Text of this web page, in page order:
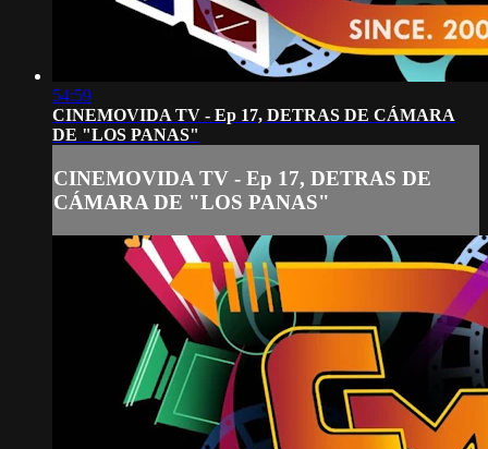
54:59
CINEMOVIDA TV - Ep 17, DETRAS DE CÁMARA
DE "LOS PANAS"
CINEMOVIDA TV - Ep 17, DETRAS DE
CÁMARA DE "LOS PANAS"